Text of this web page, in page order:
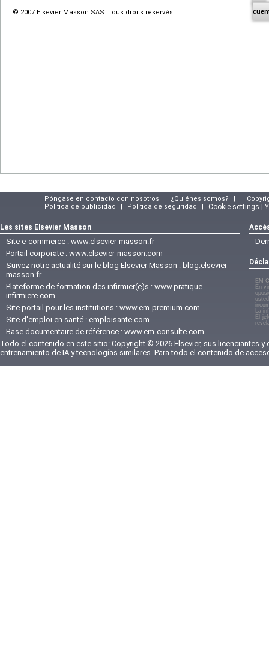
© 2007 Elsevier Masson SAS. Tous droits réservés.
Póngase en contacto con nosotros | ¿Quiénes somos? | |
Política de publicidad
| Política de seguridad | Cookie settings |
Les sites Elsevier Masson
Site e-commerce : www.elsevier-masson.fr
Portail corporate : www.elsevier-masson.com
Suivez notre actualité sur le blog Elsevier Masson : blog.elsevier-
masson.fr
Plateforme de formation des infirmier(e)s : www.pratique-
infirmiere.com
Site portail pour les institutions : www.em-premium.com
Site d'emploi en santé : emploisante.com
Base documentaire de référence : www.em-consulte.com
EM-
En
La
El
Todo el contenido en este sitio: Copyright © 2026 Elsevier, sus licenciantes
entrenamiento de IA y tecnologías similares. Para todo el contenido de